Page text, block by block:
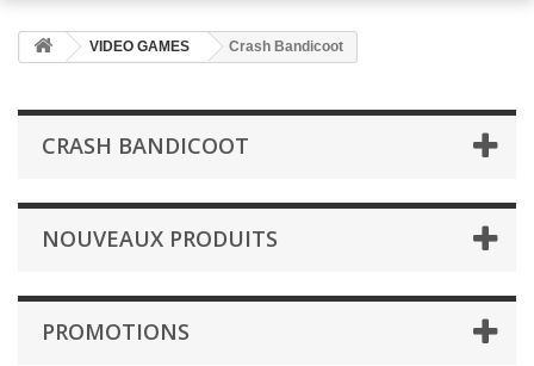
VIDEO GAMES Crash Bandicoot
CRASH BANDICOOT
NOUVEAUX PRODUITS
PROMOTIONS